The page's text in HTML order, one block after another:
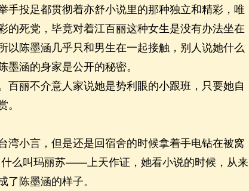
投足都贯彻着亦舒小说里的那种独立和精彩，唯
的死党，毕竟对着江百丽这种女生是没有办法坐在
以陈墨涵几乎只和男生在一起接触，别人说她什么
涵的身家是公开的秘密。
丽不介意人家说她是势利眼的小跟班，只要她自
小言，但是还是回宿舍的时候拿着手电钻在被窝
么叫玛丽苏——上天作证，她看小说的时候，从来
陈墨涵的样子。